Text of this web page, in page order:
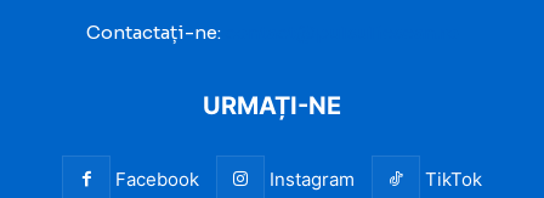
Contactați-ne:
URMAȚI-NE
Facebook Instagram TikTok